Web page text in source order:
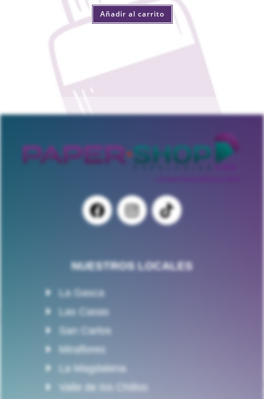
Añadir al carrito
NUESTROS LOCALES
La Gasca
Las Casas
San Carlos
Miraflores
La Magdalena
Valle de los Chillos